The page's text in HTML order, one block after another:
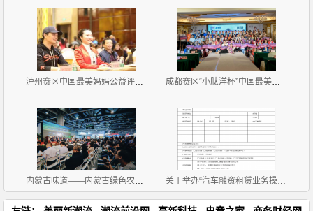
泸州赛区中国最美妈妈公益评选大赛新闻发布会暨首场海 成都赛区“小肽洋杯”中国最美妈妈公益评选大赛首场海
内蒙古味道——内蒙古绿色农畜产品展览交易会 广州开 关于举办“汽车融资租赁业务操作流程、风险控制与 租